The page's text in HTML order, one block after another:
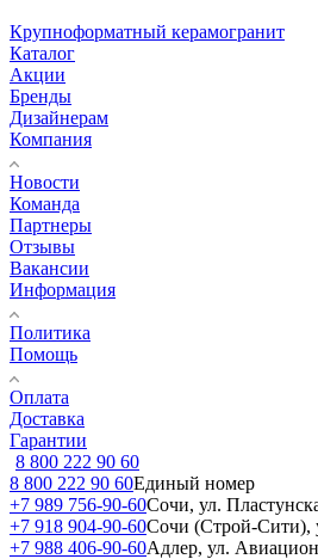
Крупноформатный керамогранит
Каталог
Акции
Бренды
Дизайнерам
Компания
Новости
Команда
Партнеры
Отзывы
Вакансии
Информация
Политика
Помощь
Оплата
Доставка
Гарантии
8 800 222 90 60
8 800 222 90 60Единый номер
+7 989 756-90-60Сочи, ул.
+7 918 904-90-60Сочи (Строй-Сити),
+7 988 406-90-60Адлер, ул.